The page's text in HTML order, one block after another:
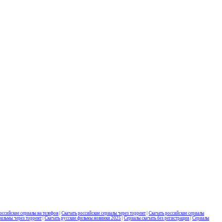
сериалы на телефон Скачать российские сериалы через торрент Скачать российские сериалы
через торрент Скачать русские фильмы новинки 2025 Сериалы скачать без регистрации Сериалы